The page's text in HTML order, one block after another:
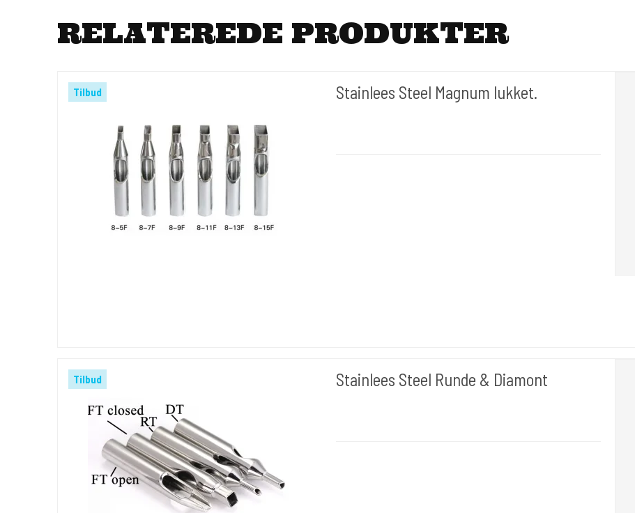
RELATEREDE PRODUKTER
Tilbud Stainlees Steel Magnum lukket.
Tilbud Stainlees Steel Runde & Diamont